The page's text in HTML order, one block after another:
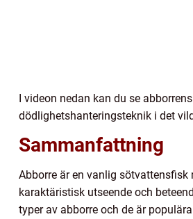
I videon nedan kan du se
dödlighetshanteringsteknik i det
Sammanfattning
Abborre är en vanlig sötvattensfisk
karaktäristisk utseende och
typer av abborre och de är